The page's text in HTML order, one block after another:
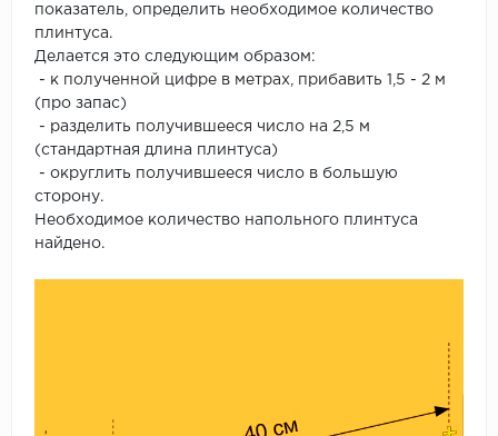
показатель, определить необходимое количество
плинтуса.
Делается это следующим образом:
- к полученной цифре в метрах, прибавить 1,5 - 2 м
(про запас)
- разделить получившееся число на 2,5 м
(стандартная длина плинтуса)
- округлить получившееся число в большую
сторону.
Необходимое количество напольного плинтуса
найдено.